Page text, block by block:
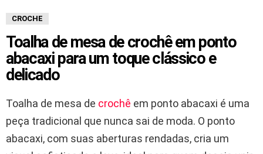
CROCHE
Toalha de mesa de crochê em ponto
abacaxi para um toque clássico e
delicado
Toalha de mesa de crochê em ponto abacaxi é uma
peça tradicional que nunca sai de moda. O ponto
abacaxi, com suas aberturas rendadas, cria um